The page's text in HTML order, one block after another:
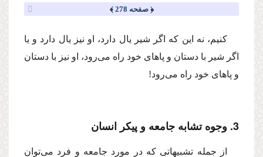
﴿ صفحه 278 ﴾
كنیم، نه این كه اگر شیر یال دارد، او نیز یال دارد و یا
اگر شیر با دستان و پاهاى خود راه مى‌رود، او نیز با دستان
و پاهاى خود راه مى‌رود!
3. وجوه تشابه جامعه و پیكر انسان
از جمله تشبیهاتى كه در مورد جامعه و فرد مى‌توان